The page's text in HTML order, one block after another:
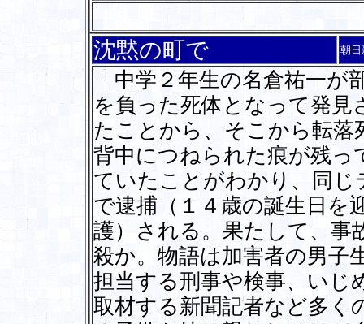
沈黙の町で 朝日
中学２年生の名倉祐一が
を負った死体となって発見
たことから、そこから転落
背中につねられた痕が残
ていたことがわかり、同じ
で逮捕（１４歳の誕生日を
護）される。果たして、事
殺か。物語は加害者の男子
担当する刑事や検事、いじ
取材する新聞記者など多く